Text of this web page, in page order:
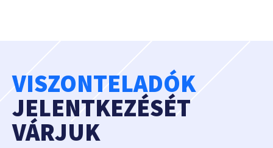
VISZONTELADÓK
JELENTKEZÉSÉT
VÁRJUK